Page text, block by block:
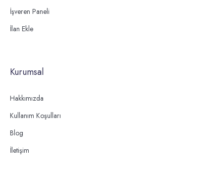
İşveren Paneli
İlan Ekle
Kurumsal
Hakkımızda
Kullanım Koşulları
Blog
İletişim